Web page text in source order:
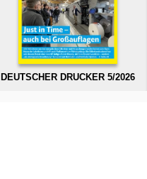
DEUTSCHER DRUCKER 5/2026